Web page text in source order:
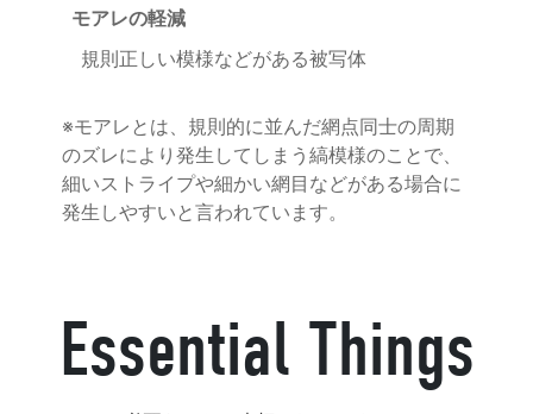
モアレの軽減
規則正しい模様などがある被写体
※モアレとは、規則的に並んだ網点同士の周期
のズレにより発生してしまう縞模様のことで、
細いストライプや細かい網目などがある場合に
発生しやすいと言われています。
Essential Things